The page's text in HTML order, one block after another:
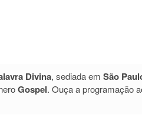
Divina, sediada em São
Gospel. Ouça a programação